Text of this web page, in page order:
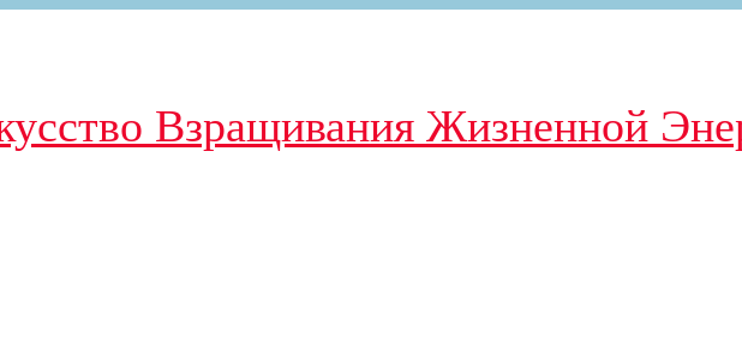
Взращивания Жизненной